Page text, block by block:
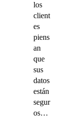
los
client
es
piens
an
que
sus
datos
están
segur
os…